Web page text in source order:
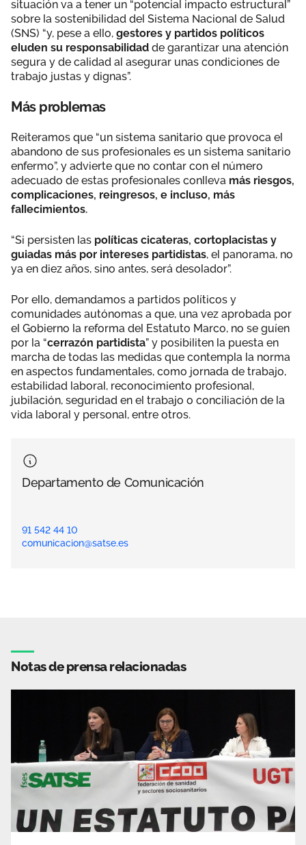
situación va a tener un “potencial impacto estructural”
sobre la sostenibilidad del Sistema Nacional de Salud
(SNS) “y, pese a ello, gestores y partidos políticos
eluden su responsabilidad de garantizar una atención
segura y de calidad al asegurar unas condiciones de
trabajo justas y dignas”.
Más problemas
Reiteramos que “un sistema sanitario que provoca el
abandono de sus profesionales es un sistema sanitario
enfermo”, y advierte que no contar con el número
adecuado de estas profesionales conlleva más riesgos,
complicaciones, reingresos, e incluso, más
fallecimientos.
“Si persisten las políticas cicateras, cortoplacistas y
guiadas más por intereses partidistas, el panorama, no
ya en diez años, sino antes, será desolador”.
Por ello, demandamos a partidos políticos y
comunidades autónomas a que, una vez aprobada por
el Gobierno la reforma del Estatuto Marco, no se guíen
por la “cerrazón partidista” y posibiliten la puesta en
marcha de todas las medidas que contempla la norma
en aspectos fundamentales, como jornada de trabajo,
estabilidad laboral, reconocimiento profesional,
jubilación, seguridad en el trabajo o conciliación de la
vida laboral y personal, entre otros.
Departamento de Comunicación
91 542 44 10
comunicacion@satse.es
Notas de prensa relacionadas